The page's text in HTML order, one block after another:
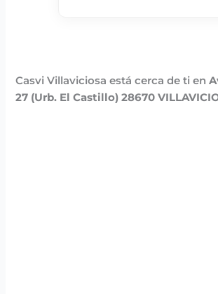
Casvi Villaviciosa está cerca de ti en
27 (Urb. El Castillo) 28670